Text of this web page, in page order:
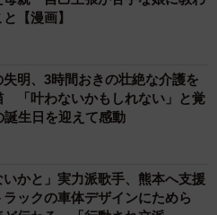
【漫画】
明、3時間おきの壮絶な介護を
「叶わないかもしれない」と覚
誕生日を迎えて感動
いかと」実力派歌手、熊本へ支援
ックの車体デザインにためら